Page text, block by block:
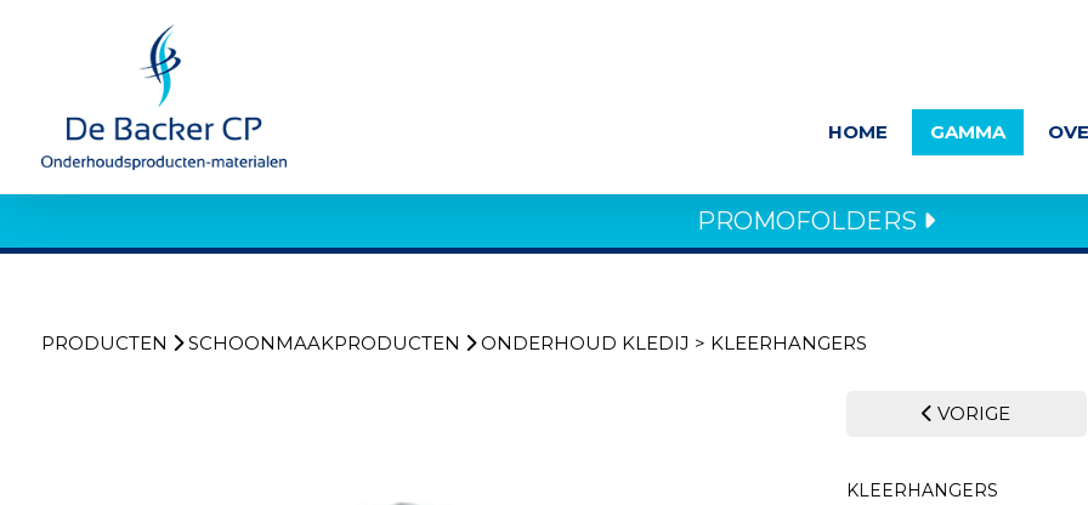
HOME GAMMA
PROMOFOLDERS
PRODUCTEN SCHOONMAAKPRODUCTEN ONDERHOUD KLEDIJ > KLEERHANGERS
VORIGE
KLEERHANGERS